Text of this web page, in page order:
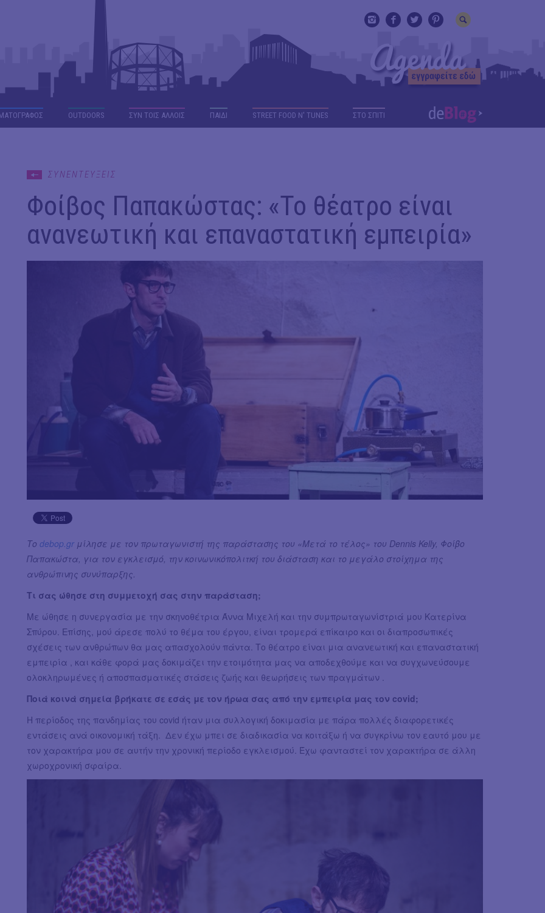
OUTDΟORS ΣΥΝ ΤΟΙΣ ΑΛΛΟΙΣ ΠΑΙΔΙ STREET FOOD N' TUNES ΣΤΟ ΣΠΙΤΙ
ΣΥΝΕΝΤΕΥΞΕΙΣ
Φοίβος Παπακώστας: «Το θέατρο είναι
ανανεωτική και επαναστατική εμπειρία»
Το debop.gr μίλησε με τον πρωταγωνιστή της παράστασης του «Μετά το τέλος» του Dennis Kelly, Φοίβο
Παπακώστα, για τον εγκλεισμό, την κοινωνικόπολιτκή του διάσταση και το μεγάλο στοίχημα της
ανθρώπινης συνύπαρξης.
Τι σας ώθησε στη συμμετοχή σας στην παράσταση;
Με ώθησε η συνεργασία με την σκηνοθέτρια Άννα Μιχελή και την συμπρωταγωνίστριά μου Κατερίνα
Σπύρου. Επίσης, μού άρεσε πολύ το θέμα του έργου, είναι τρομερά επίκαιρο και οι διαπροσωπικές
σχέσεις των ανθρώπων θα μας απασχολούν πάντα. Το θέατρο είναι μια ανανεωτική και επαναστατική
εμπειρία , και κάθε φορά μας δοκιμάζει την ετοιμότητα μας να αποδεχθούμε και να συγχωνεύσουμε
ολοκληρωμένες ή αποσπασματικές στάσεις ζωής και θεωρήσεις των πραγμάτων .
Ποιά κοινά σημεία βρήκατε σε εσάς με τον ήρωα σας από την εμπειρία μας τον covid;
Η περίοδος της πανδημίας του covid ήταν μια συλλογική δοκιμασία με πάρα πολλές διαφορετικές
εντάσεις ανά οικονομική τάξη. Δεν έχω μπει σε διαδικασία να κοιτάξω ή να συγκρίνω τον εαυτό μου με
τον χαρακτήρα μου σε αυτήν την χρονική περίοδο εγκλεισμού. Έχω φανταστεί τον χαρακτήρα σε άλλη
χωροχρονική σφαίρα.